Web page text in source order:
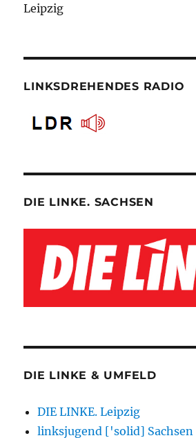
Leipzig
LINKSDREHENDES RADIO
DIE LINKE. SACHSEN
DIE LINKE & UMFELD
DIE LINKE. Leipzig
linksjugend ['solid] Sachsen